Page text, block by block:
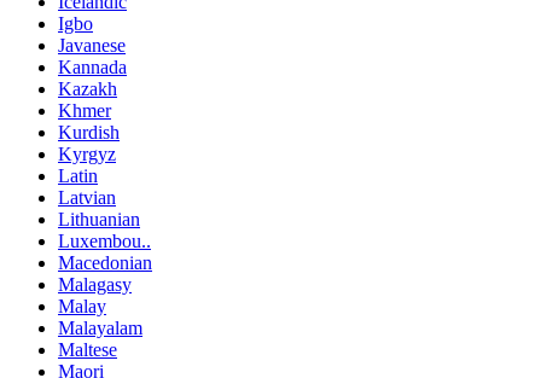
Igbo
Javanese
Kannada
Kazakh
Khmer
Kurdish
Kyrgyz
Latin
Latvian
Lithuanian
Luxembou..
Macedonian
Malagasy
Malay
Malayalam
Maltese
Maori